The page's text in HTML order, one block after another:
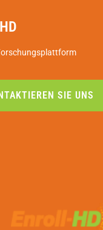
SIE UNS